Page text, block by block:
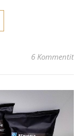
6 Kommentit